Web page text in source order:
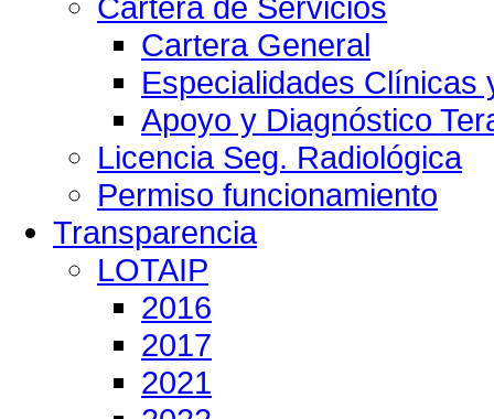
Cartera General
Especialidades Clínicas
Apoyo y Diagnóstico
Licencia Seg. Radiológica
Permiso funcionamiento
Transparencia
LOTAIP
2016
2017
2021